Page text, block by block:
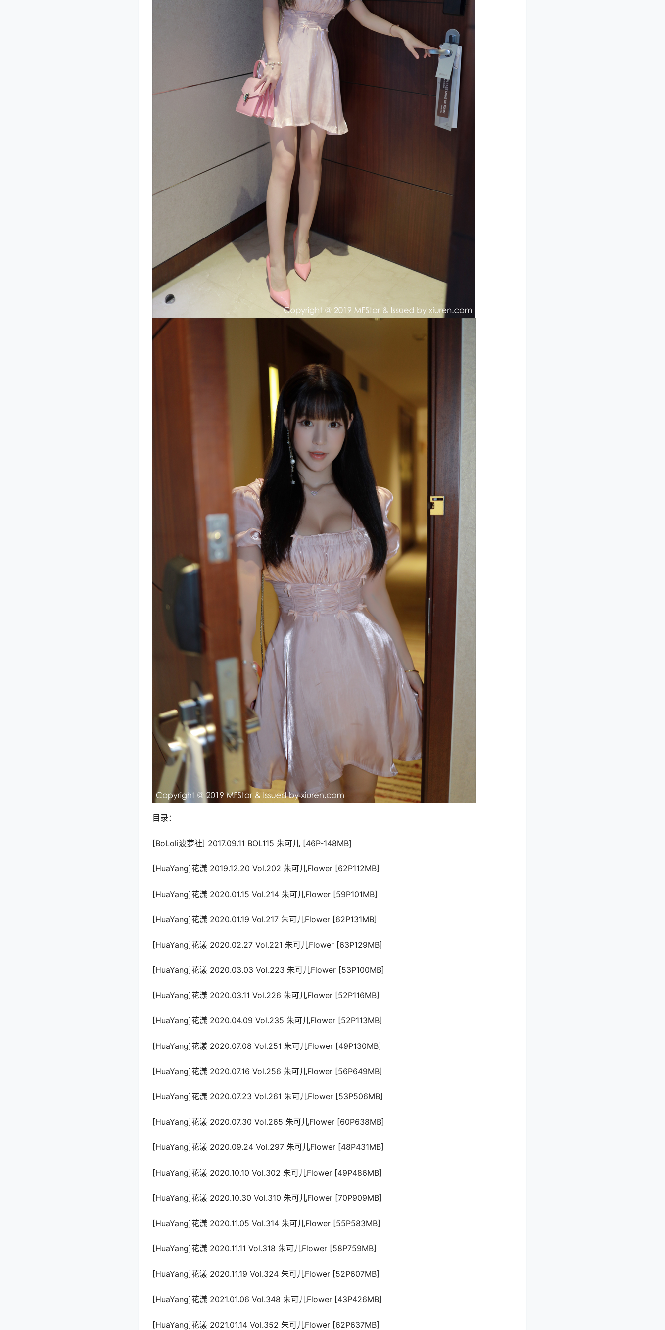
目录：
[BoLoli波萝社] 2017.09.11 BOL115 朱可儿 [46P-148MB]
[HuaYang]花漾 2019.12.20 Vol.202 朱可儿Flower [62P112MB]
[HuaYang]花漾 2020.01.15 Vol.214 朱可儿Flower [59P101MB]
[HuaYang]花漾 2020.01.19 Vol.217 朱可儿Flower [62P131MB]
[HuaYang]花漾 2020.02.27 Vol.221 朱可儿Flower [63P129MB]
[HuaYang]花漾 2020.03.03 Vol.223 朱可儿Flower [53P100MB]
[HuaYang]花漾 2020.03.11 Vol.226 朱可儿Flower [52P116MB]
[HuaYang]花漾 2020.04.09 Vol.235 朱可儿Flower [52P113MB]
[HuaYang]花漾 2020.07.08 Vol.251 朱可儿Flower [49P130MB]
[HuaYang]花漾 2020.07.16 Vol.256 朱可儿Flower [56P649MB]
[HuaYang]花漾 2020.07.23 Vol.261 朱可儿Flower [53P506MB]
[HuaYang]花漾 2020.07.30 Vol.265 朱可儿Flower [60P638MB]
[HuaYang]花漾 2020.09.24 Vol.297 朱可儿Flower [48P431MB]
[HuaYang]花漾 2020.10.10 Vol.302 朱可儿Flower [49P486MB]
[HuaYang]花漾 2020.10.30 Vol.310 朱可儿Flower [70P909MB]
[HuaYang]花漾 2020.11.05 Vol.314 朱可儿Flower [55P583MB]
[HuaYang]花漾 2020.11.11 Vol.318 朱可儿Flower [58P759MB]
[HuaYang]花漾 2020.11.19 Vol.324 朱可儿Flower [52P607MB]
[HuaYang]花漾 2021.01.06 Vol.348 朱可儿Flower [43P426MB]
[HuaYang]花漾 2021.01.14 Vol.352 朱可儿Flower [62P637MB]